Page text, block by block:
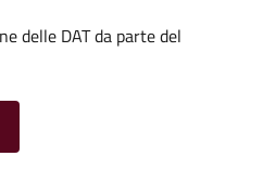
delle DAT da parte del